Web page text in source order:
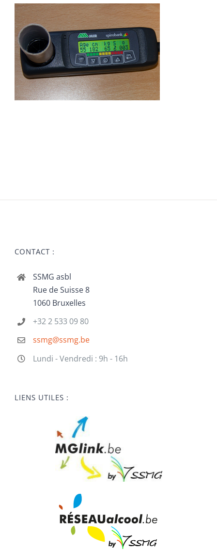
CONTACT :
SSMG asbl
Rue de Suisse 8
1060 Bruxelles
+32 2 533 09 80
ssmg@ssmg.be
Lundi - Vendredi : 9h - 16h
LIENS UTILES :